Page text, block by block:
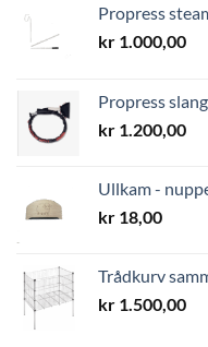
Propress
kr 1.000,00
Propress
kr 1.200,00
Ullkam -
kr 18,00
Trådkurv
kr 1.500,00